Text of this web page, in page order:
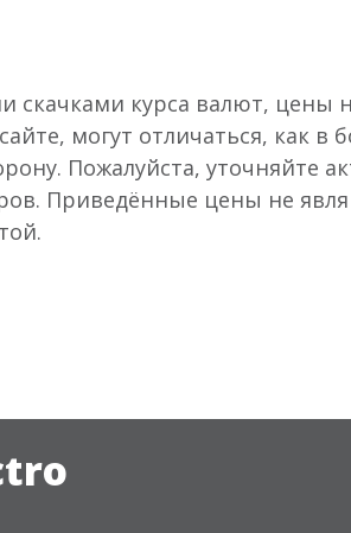
скачками курса валют, цены
могут отличаться, как в
Пожалуйста, уточняйте
Приведённые цены не